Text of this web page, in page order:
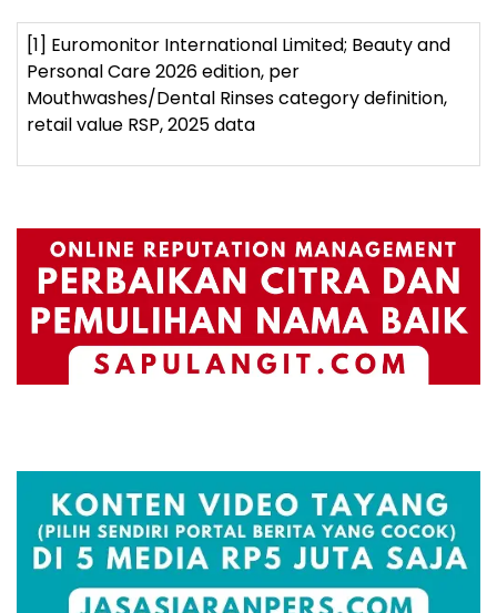
[1] Euromonitor International Limited; Beauty and
Personal Care 2026 edition, per
Mouthwashes/Dental Rinses category definition,
retail value RSP, 2025 data